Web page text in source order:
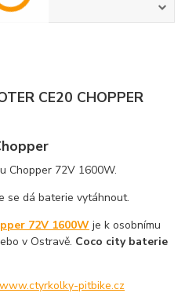
CE20 CHOPPER
Chopper 72V 1600W.
se dá baterie vytáhnout.
72V 1600W je k osobnímu
v Ostravě. Coco city baterie
www.ctyrkolky-pitbike.cz